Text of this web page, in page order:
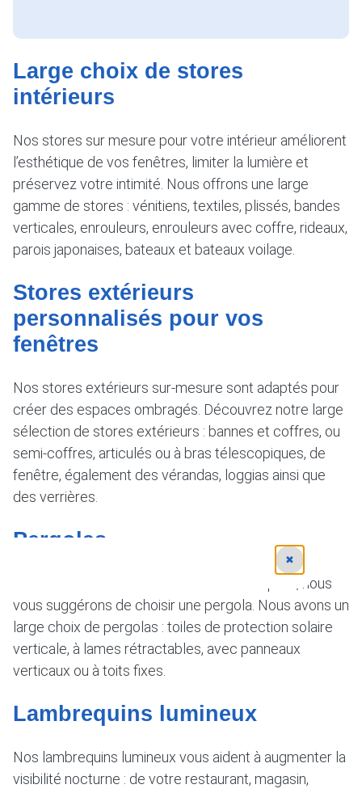
Large choix de stores
intérieurs
Nos stores sur mesure pour votre intérieur améliorent
l’esthétique de vos fenêtres, limiter la lumière et
préservez votre intimité. Nous offrons une large
gamme de stores : vénitiens, textiles, plissés, bandes
verticales, enrouleurs, enrouleurs avec coffre, rideaux,
parois japonaises, bateaux et bateaux voilage.
Stores extérieurs
personnalisés pour vos
fenêtres
Nos stores extérieurs sur-mesure sont adaptés pour
créer des espaces ombragés. Découvrez notre large
sélection de stores extérieurs : bannes et coffres, ou
semi-coffres, articulés ou à bras télescopiques, de
fenêtre, également des vérandas, loggias ainsi que
des verrières.
Pergolas
Si vous avez besoin de vous abriter de la pluie, nous
vous suggérons de choisir une pergola. Nous avons un
large choix de pergolas : toiles de protection solaire
verticale, à lames rétractables, avec panneaux
verticaux ou à toits fixes.
Lambrequins lumineux
Nos lambrequins lumineux vous aident à augmenter la
visibilité nocturne : de votre restaurant, magasin,
✖